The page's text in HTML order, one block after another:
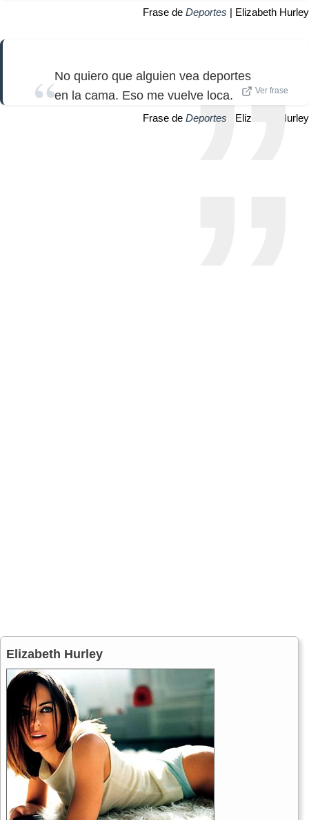
Frase de Deportes | Elizabeth Hurley
No quiero que alguien vea deportes
en la cama. Eso me vuelve loca.
Ver frase
Frase de Deportes | Elizabeth Hurley
Elizabeth Hurley